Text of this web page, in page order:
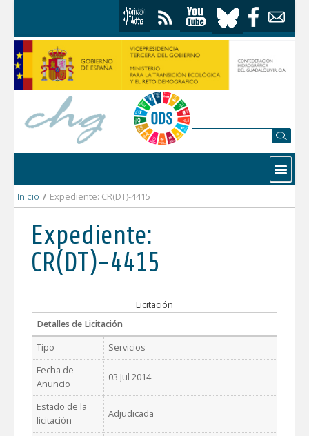
Contactar
Inicio / Expediente: CR(DT)-4415
Expediente:
CR(DT)-4415
Licitación
Detalles de Licitación
Tipo
Servicios
Fecha de
Anuncio
03 Jul 2014
Estado de la
licitación
Adjudicada